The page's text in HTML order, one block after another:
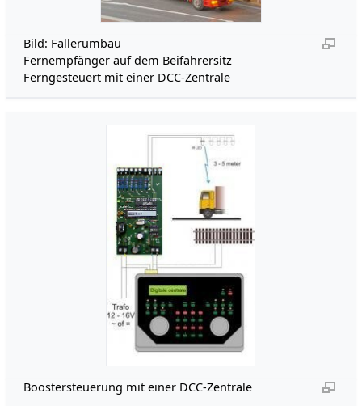
Bild: Fallerumbau
Fernempfänger auf dem Beifahrersitz
Ferngesteuert mit einer DCC-Zentrale
Boostersteuerung mit einer DCC-Zentrale